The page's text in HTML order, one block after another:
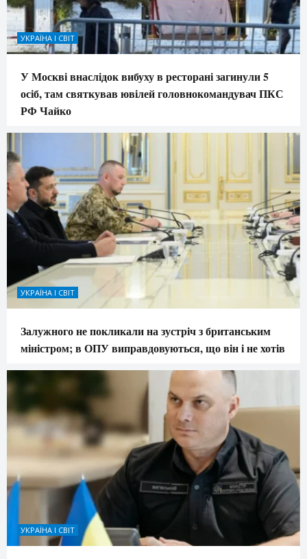
УКРАЇНА І СВІТ
У Москві внаслідок вибуху в ресторані загинули 5
осіб, там святкував ювілей головнокомандувач ПКС
РФ Чайко
УКРАЇНА І СВІТ
Залужного не покликали на зустріч з британським
міністром; в ОПУ виправдовуються, що він і не хотів
УКРАЇНА І СВІТ